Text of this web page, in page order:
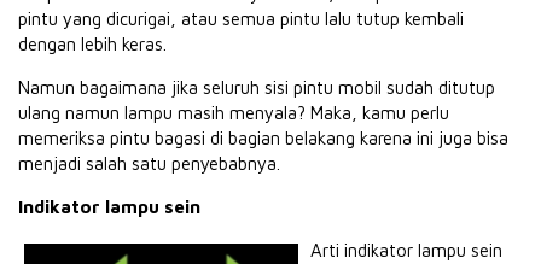
pintu yang dicurigai, atau semua pintu lalu tutup kembali
dengan lebih keras.
Namun bagaimana jika seluruh sisi pintu mobil sudah ditutup
ulang namun lampu masih menyala? Maka, kamu perlu
memeriksa pintu bagasi di bagian belakang karena ini juga bisa
menjadi salah satu penyebabnya.
Indikator lampu sein
Arti indikator lampu sein